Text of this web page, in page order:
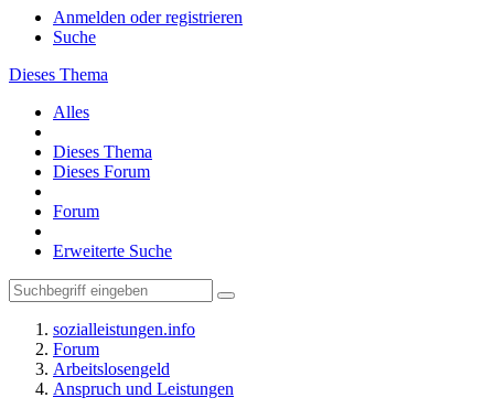
Anmelden oder registrieren
Suche
Dieses Thema
Alles
Dieses Thema
Dieses Forum
Forum
Erweiterte Suche
sozialleistungen.info
Forum
Arbeitslosengeld
Anspruch und Leistungen